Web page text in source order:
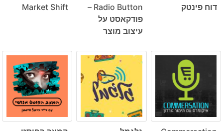
דוח פינטק
Radio Button –
פודקאסט על
עיצוב מוצר
Market Shift